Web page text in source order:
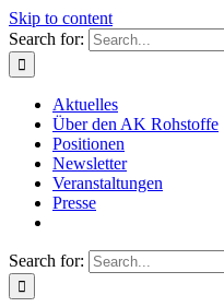
Skip to content
Search for:
Aktuelles
Über den AK Rohstoffe
Positionen
Newsletter
Veranstaltungen
Presse
Search for: